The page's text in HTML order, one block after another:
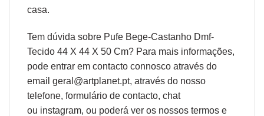
casa.
Tem dúvida sobre Pufe Bege-Castanho Dmf-
Tecido 44 X 44 X 50 Cm? Para mais informações,
pode entrar em contacto connosco através do
email geral@artplanet.pt, através do nosso
telefone, formulário de contacto, chat
ou instagram, ou poderá ver os nossos termos e